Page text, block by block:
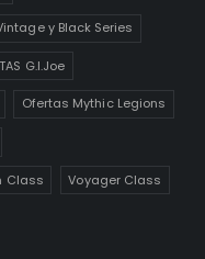
y Black Series
G.I.Joe
Ofertas Mythic Legions
Class Voyager Class